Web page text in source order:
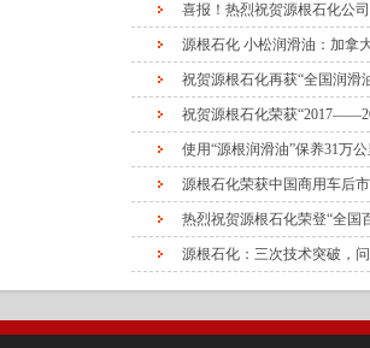
喜报！热烈祝贺源根石化公
源根石化 小松润滑油：加拿
祝贺源根石化再获“全国润滑
祝贺源根石化荣获
使用“源根润滑油”保养31万
源根石化荣获中国商用车后
热烈祝贺源根石化荣登“全国
源根石化：三次技术突破，